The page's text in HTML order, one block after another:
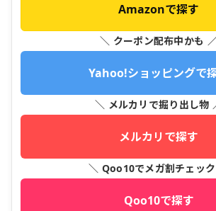
Amazonで探す
＼ クーポン配布中かも
Yahoo!ショッピングで
＼ メルカリで掘り出し物
メルカリで探す
＼ Qoo10でメガ割チェッ
Qoo10で探す